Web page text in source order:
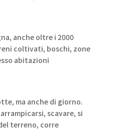
anche oltre i 2000
coltivati, boschi, zone
abitazioni
ma anche di giorno.
scavare, si
terreno, corre